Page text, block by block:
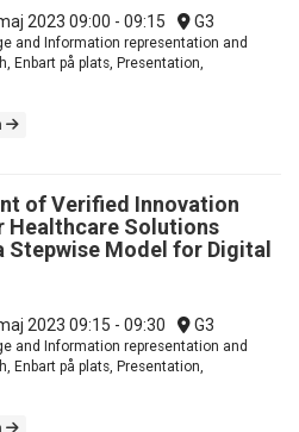
2023 09:00 - 09:15 G3
and Information representation and
Enbart på plats, Presentation,
of Verified Innovation
Healthcare Solutions
Stepwise Model for Digital
2023 09:15 - 09:30 G3
and Information representation and
Enbart på plats, Presentation,